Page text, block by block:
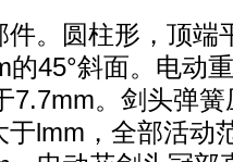
。圆柱形，顶端
的45°斜面。电动
7.7mm。剑头弹
lmm，全部活动